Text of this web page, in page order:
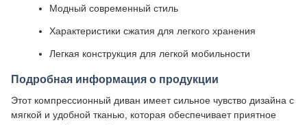
Модный современный стиль
Характеристики сжатия для легкого хранения
Легкая конструкция для легкой мобильности
Подробная информация о продукции
Этот компрессионный диван имеет сильное чувство дизайна с
мягкой и удобной тканью, которая обеспечивает приятное